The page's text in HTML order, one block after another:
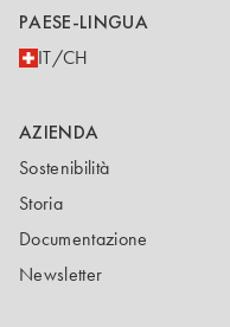
PAESE-LINGUA
IT/CH
AZIENDA
Sostenibilità
Storia
Documentazione
Newsletter